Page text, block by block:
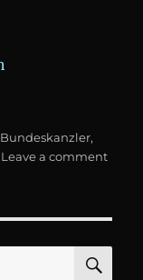
Tags
Bundeskanzler,
Leave a commenton